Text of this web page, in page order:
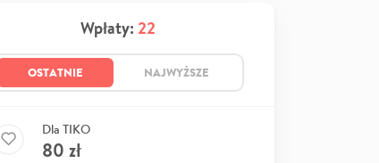
Wpłaty: 22
OSTATNIE NAJWYŻSZE
Dla TIKO
80 zł